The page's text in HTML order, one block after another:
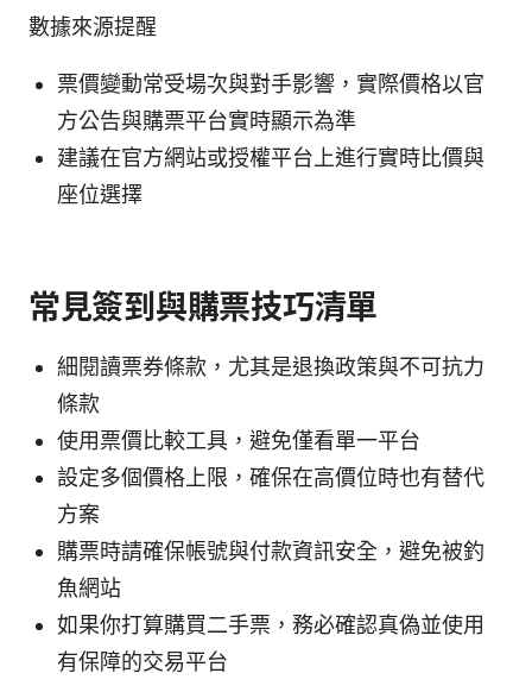
數據來源提醒
票價變動常受場次與對手影響，實際價格以官
方公告與購票平台實時顯示為準
建議在官方網站或授權平台上進行實時比價與
座位選擇
常見簽到與購票技巧清單
細閱讀票券條款，尤其是退換政策與不可抗力
條款
使用票價比較工具，避免僅看單一平台
設定多個價格上限，確保在高價位時也有替代
方案
購票時請確保帳號與付款資訊安全，避免被釣
魚網站
如果你打算購買二手票，務必確認真偽並使用
有保障的交易平台